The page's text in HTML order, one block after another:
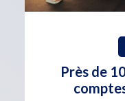
Près de